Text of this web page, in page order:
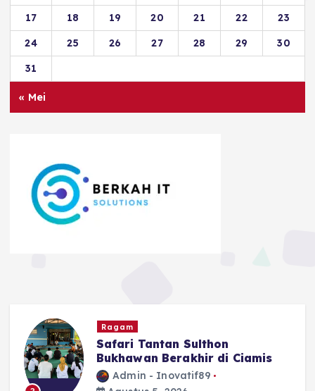
17
18 19 20 21 22
23
24
25 26 27 28 29
30
31
« Mei
Ragam
Safari Tantan Sulthon
Bukhawan Berakhir di Ciamis
Admin - Inovatif89